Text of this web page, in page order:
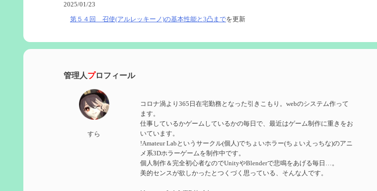
2025/01/23
第５４回 召使(アルレッキーノ)の基本性能と3凸までを更新
2024/11/21
第５９回 アチーブメント「対決者・２」を手に入れたい
2024/10/13
第５８回 集敵以外のすべてを持ってしまったサポーターシロネンの解説【2凸まで】を作成
第５７回 アチーブメント「対決者・１」を手に入れたいを作成
管理人プロフィール
すら
コロナ渦より365日在宅勤務となった引きこもり。webのシステム作って
ます。
仕事しているかゲームしているかの毎日で、最近はゲーム制作に重きをお
いています。
!Amateur Labというサークル(個人)でちょいホラー(ちょいえっちな)のアニ
メ系3Dホラーゲームを制作中です。
個人制作＆完全初心者なのでUnityやBlenderで悲鳴をあげる毎日…。
美的センスが欲しかったとつくづく思っている、そんな人です。